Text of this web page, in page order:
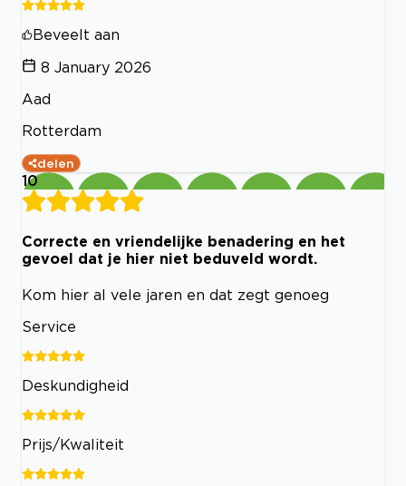
Beveelt aan
8 January 2026
Aad
Rotterdam
delen
10
Correcte en vriendelijke benadering en het
gevoel dat je hier niet beduveld wordt.
Kom hier al vele jaren en dat zegt genoeg
Service
Deskundigheid
Prijs/Kwaliteit